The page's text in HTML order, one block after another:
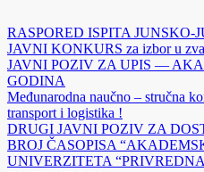
RASPORED ISPITA JUNSKO-
JAVNI KONKURS za izbor u
JAVNI POZIV ZA UPIS —
GODINA
Međunarodna naučno – stručna
transport i logistika !
DRUGI JAVNI POZIV ZA
BROJ ČASOPISA
UNIVERZITETA